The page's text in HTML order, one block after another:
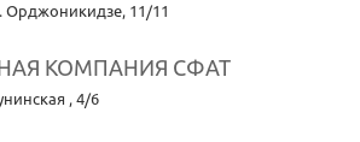
Орджоникидзе, 11/11
КОМПАНИЯ СФАТ
, 4/6